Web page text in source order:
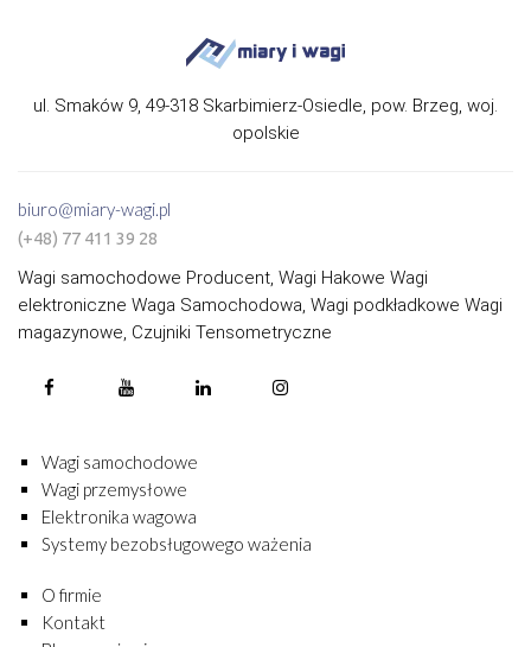
ul. Smaków 9, 49-318 Skarbimierz-Osiedle, pow. Brzeg, woj.
opolskie
biuro@miary-wagi.pl
(+48) 77 411 39 28
Wagi samochodowe Producent, Wagi Hakowe Wagi
elektroniczne Waga Samochodowa, Wagi podkładkowe Wagi
magazynowe, Czujniki Tensometryczne
Wagi samochodowe
Wagi przemysłowe
Elektronika wagowa
Systemy bezobsługowego ważenia
O firmie
Kontakt